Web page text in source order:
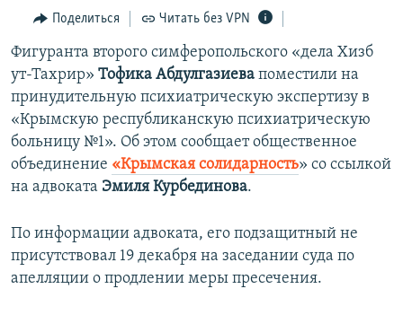
поискуИНФОГРАФИКА
ТЕЛЕПРОЕКТ КРЫМ.РЕАЛИИ
СОВЕТЫ ПРАВОЗАЩИТНИКОВ
ПРОПАВШИЕ БЕЗ ВЕСТИ
ПОБЕДИТЕЛЕЙ НЕ СУДЯТ?
КРЫМ.НЕПОКОРЕННЫЙ
УКРАИНСКАЯ ПРОБЛЕМА КРЫМА
КАК ОБОЙТИ БЛОКИРОВКУ
Українською
Qırımtatar
ПРИСОЕДИНЯЙТЕСЬ!
Все сайты RFE/RL
Поделиться Читать без VPN
Фигуранта второго симферопольского «дела Хизб
ут-Тахрир» Тофика Абдулгазиева поместили на
принудительную психиатрическую экспертизу в
«Крымскую республиканскую психиатрическую
больницу №1». Об этом сообщает общественное
объединение «Крымская солидарность» со ссылкой
на адвоката Эмиля Курбединова.
По информации адвоката, его подзащитный не
присутствовал 19 декабря на заседании суда по
апелляции о продлении меры пресечения.